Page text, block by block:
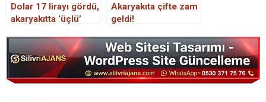
Dolar 17 lirayı gördü,
akaryakıtta ‘üçlü’
Akaryakıta çifte zam
geldi!